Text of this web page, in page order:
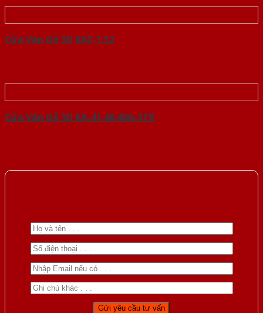
Cửa Vân Gỗ 5D KAT-1.52
Cửa Vân Gỗ 5D KA-41.40.40A-3TK